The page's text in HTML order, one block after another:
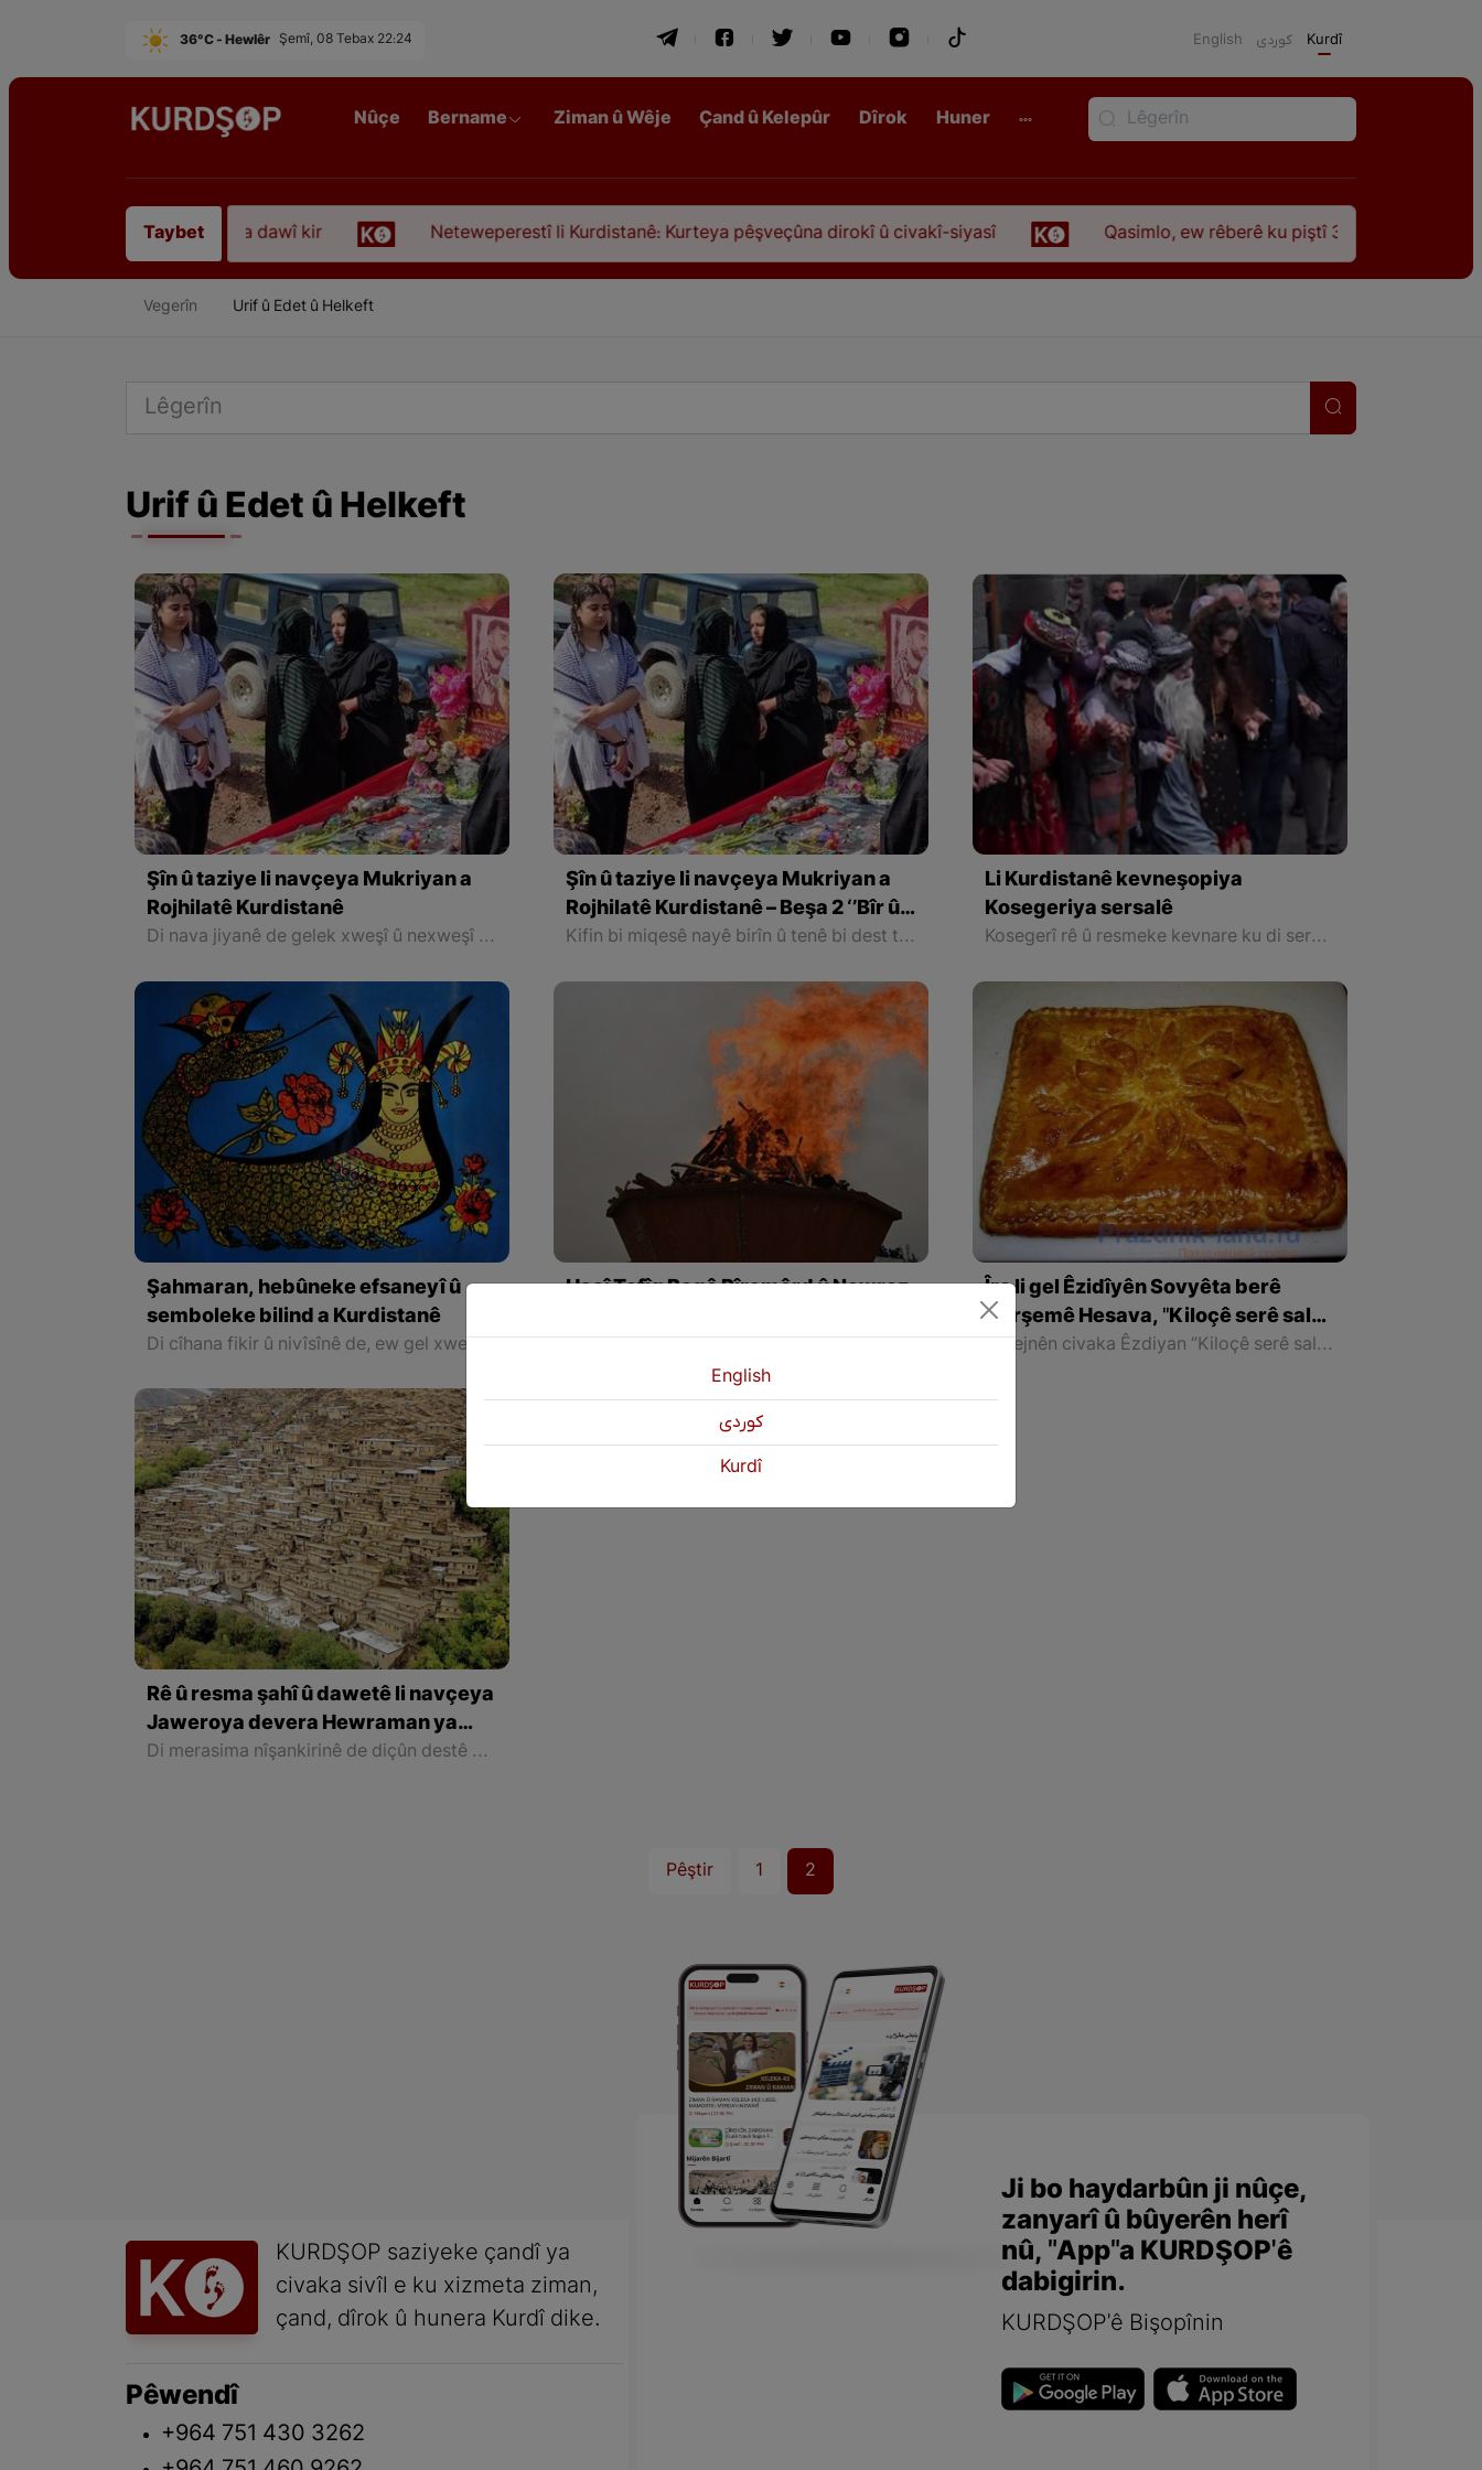
36°C - Hewlêr Şemî, 08 Tebax 22:24 English كوردی Kurdî
Nûçe Bername Ziman û Wêje Çand û Kelepûr Dîrok Huner
Taybet
Sofyanî” koça dawî kir Neteweperestî li Kurdistanê: Kurteya pêşveçûna dirokî û civakî-siyasî Qasimlo, ew rêberê ku piştî 35 sal ji şehîdbûna wî hê
Vegerîn Urif û Edet û Helkeft
Urif û Edet û Helkeft
Şîn û taziye li navçeya Mukriyan a
Rojhilatê Kurdistanê
Di nava jiyanê de gelek xweşî û nexweşî bi ser mirovan de tên, karvedana mirov li hember wan bûyerên xwezayî û çêkirî, dibe bingeha reftar û helwêst û dilxweşî û aciziya wî û dubarekirina wan karvedanan dibe dab û nerîta civakê
Şîn û taziye li navçeya Mukriyan a
Rojhilatê Kurdistanê – Beşa 2 ‘’Bîr û
Bawerî’’
Kifin bi miqesê nayê birîn û tenê bi dest tê ji hev qetandin, ew kifnê ku ji ber miriyan ve zêde dimîne divê bê jinavbirin ji ber ku bo niviştiyên reş tê bikaranîn û gunehên mirî zêde dike û barê wî giran dike.
Li Kurdistanê kevneşopiya
Kosegeriya sersalê
Kosegerî rê û resmeke kevnare ku di serdemên kevnar yên Kurdan de heta roja me ya îro jî li hindek cîh û herêmên Kurdistanê hîn jî berdewame
Şahmaran, hebûneke efsaneyî û
semboleke bilind a Kurdistanê
Di cîhana fikir û nivîsînê de, ew gel xwedan gotin in ku dîrok û pêşîneya wan a fikirî û nivîsînê vedigere serdemên kevin, ji ber ku bi rêka wê dîrok û pêşînê re, mirov dikare hem curê mirovan nas bike û hem jî hemû cure peywendiyên civakî û siyasî û aborî û mirovî yên serdemên cuda, şirove bike
Hacî Tofîq Begê Pîremêrd û Newroz
Em dizanin ku Pîremêrd wek nivîskar û rewşenbîrekî mezin li nav kurdan de dihat nasîn. Rojnameyên Jîn, Jiyan û gelek belavokên din ji yadigarên bi nirx yên Pîremêrd in
Îro li gel Êzidîyên Sovyêta berê
Çarşemê Hesava, "Kiloçê serê salê
ye" !
Ji cejnên civaka Êzdiyan ‘’Kiloçê serê salê“ rêûresmeke qedîm û kevnare û di nav êzdîyen Serhedê ji berê-berê da hatiye pîrozkirin, bo vê jî heta niha bi tenê di nava Êzidiyên Sovyêta berê da maye
Rê û resma şahî û dawetê li navçeya
Jaweroya devera Hewraman ya
Rojhilatê Kurdistanê
Di merasima nîşankirinê de diçûn destê keçkê maç dikirin û bo dema hefteyek yan du hefteyan gustîlekî dixistin tiliya wê. Paşê diçûn marê dibirrîn û piştî marebirrînê, şêranî dixwarin. Digotin, eger şêranî hişk be, ji ber ku erzan e, hinek dirav jî ligel şêranî daynin
Pêştir 1 2
KURDŞOP saziyeke çandî ya
civaka sivîl e ku xizmeta ziman,
çand, dîrok û hunera Kurdî dike.
Pêwendî
+964 751 430 3262
Ji bo haydarbûn ji nûçe,
zanyarî û bûyerên herî
nû, "App"a KURDŞOP'ê
dabigirin.
KURDŞOP'ê Bişopînin
English
كوردی
Kurdî